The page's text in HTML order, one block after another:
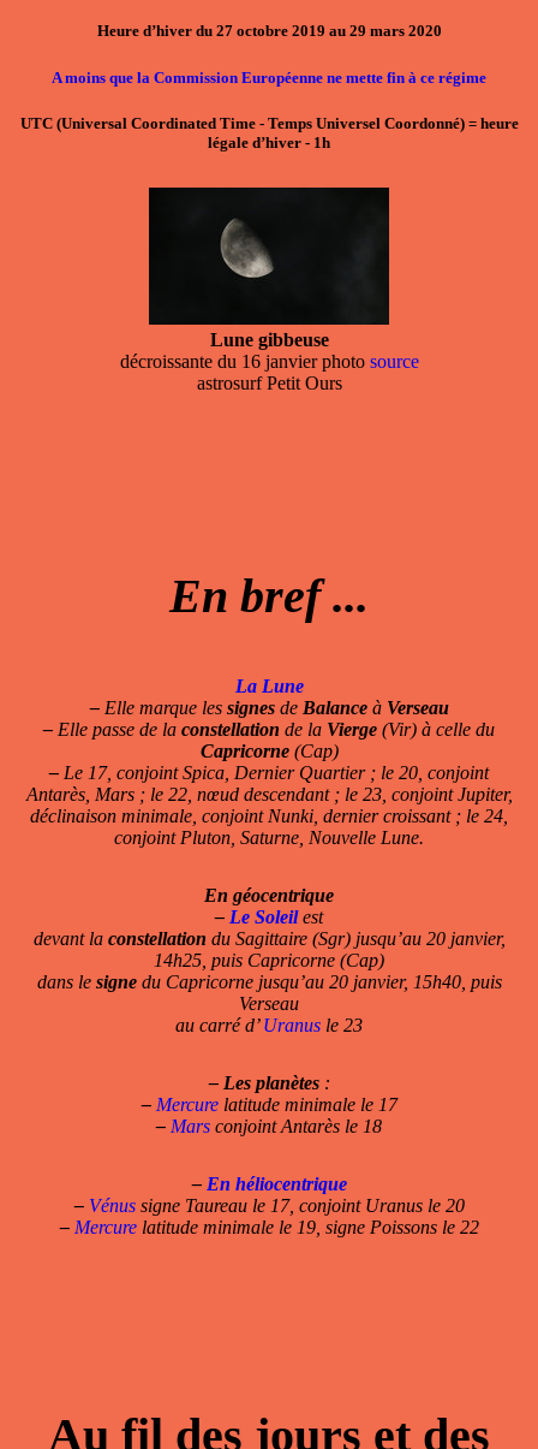
Heure d’hiver du 27 octobre 2019 au 29 mars 2020
A moins que la Commission Européenne ne mette fin à ce régime
UTC(Universal Coordinated Time - Temps Universel Coordonné) =heure
légale d’hiver - 1h
Lune gibbeuse
décroissante du 16 janvier photo source
astrosurf Petit Ours
En bref ...
La Lune
–Elle marque les signesde Balanceà Verseau
– Elle passe de la constellation de la Vierge (Vir) à celle du
Capricorne(Cap)
– Le 17, conjoint Spica, Dernier Quartier ; le 20, conjoint
Antarès, Mars ; le 22, nœud descendant ; le 23, conjoint Jupiter,
déclinaison minimale, conjoint Nunki, dernier croissant ; le 24,
conjoint Pluton, Saturne, Nouvelle Lune.
En géocentrique
– Le Soleilest
devant la constellation du Sagittaire (Sgr) jusqu’au 20 janvier,
14h25, puis Capricorne (Cap)
dans le signedu Capricorne jusqu’au 20 janvier, 15h40, puis
Verseau
au carré d’Uranus le 23
– Les planètes:
– Mercurelatitude minimale le 17
– Mars conjoint Antarès le 18
– En héliocentrique
– Vénussigne Taureau le 17, conjoint Uranus le 20
– Mercurelatitude minimale le 19, signe Poissons le 22
Au fil des jours et des